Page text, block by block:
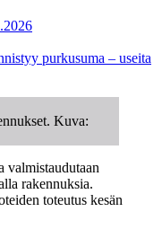
purkusuma – useita
Kuva:
valmistaudutaan
rakennuksia.
toteutus kesän